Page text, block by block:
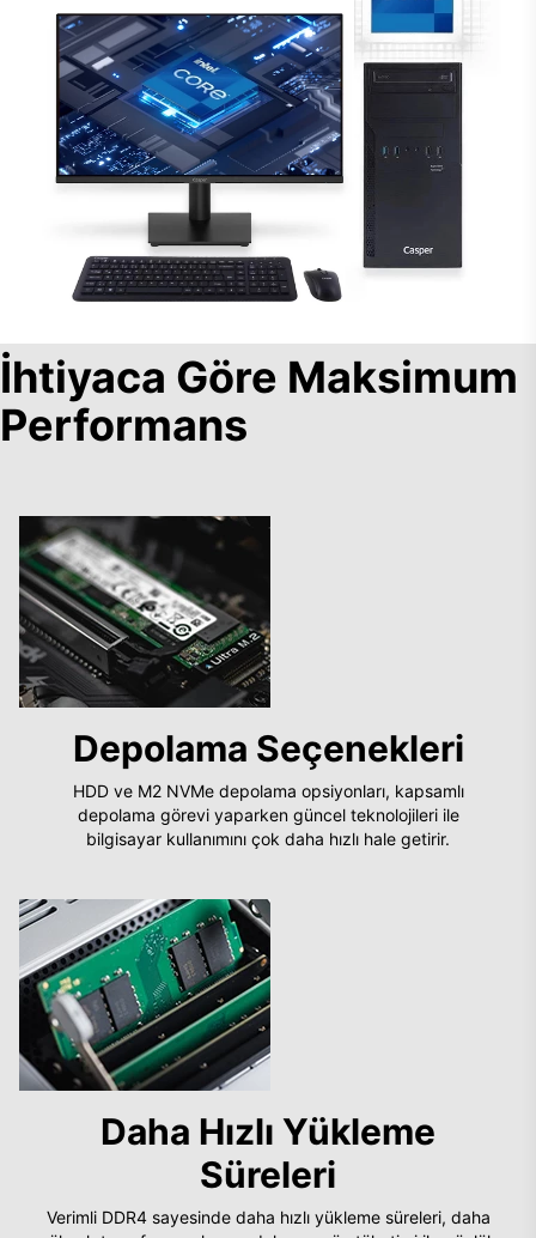
İhtiyaca Göre Maksimum
Performans
Depolama Seçenekleri
HDD ve M2 NVMe depolama opsiyonları, kapsamlı
depolama görevi yaparken güncel teknolojileri ile
bilgisayar kullanımını çok daha hızlı hale getirir.
Daha Hızlı Yükleme
Süreleri
Verimli DDR4 sayesinde daha hızlı yükleme süreleri, daha